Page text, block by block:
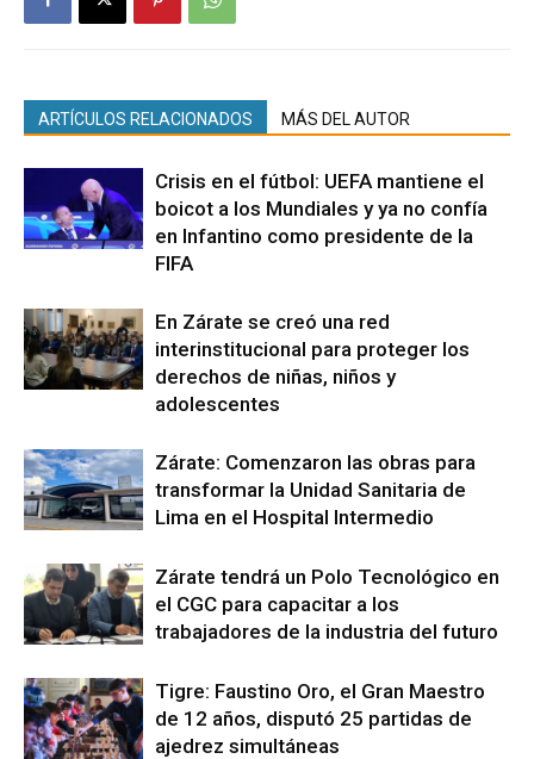
ARTÍCULOS RELACIONADOS MÁS DEL AUTOR
Crisis en el fútbol: UEFA mantiene el
boicot a los Mundiales y ya no confía
en Infantino como presidente de la
FIFA
En Zárate se creó una red
interinstitucional para proteger los
derechos de niñas, niños y
adolescentes
Zárate: Comenzaron las obras para
transformar la Unidad Sanitaria de
Lima en el Hospital Intermedio
Zárate tendrá un Polo Tecnológico en
el CGC para capacitar a los
trabajadores de la industria del futuro
Tigre: Faustino Oro, el Gran Maestro
de 12 años, disputó 25 partidas de
ajedrez simultáneas